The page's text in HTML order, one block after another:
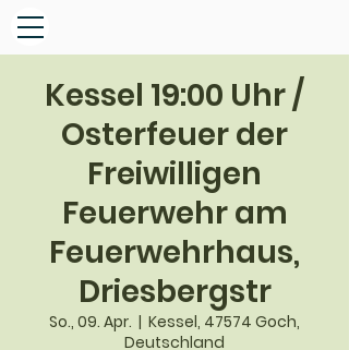
Kessel 19:00 Uhr /
Osterfeuer der
Freiwilligen
Feuerwehr am
Feuerwehrhaus,
Driesbergstr
So., 09. Apr.
  |
Kessel, 47574 Goch,
Deutschland